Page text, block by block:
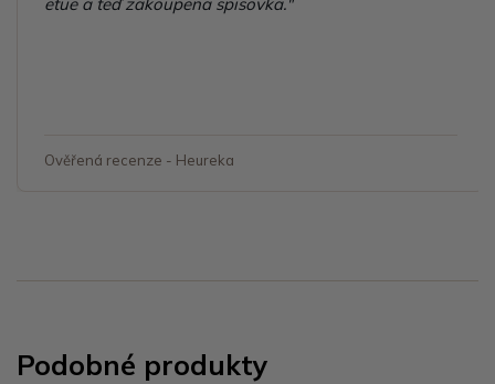
Ověřená recenze - Heureka
Podobné produkty